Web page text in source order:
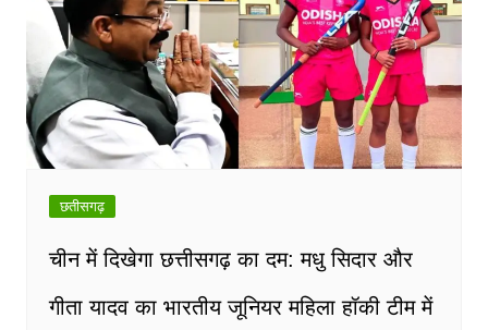
छतीसगढ़
चीन में दिखेगा छत्तीसगढ़ का दम: मधु सिदार और
गीता यादव का भारतीय जूनियर महिला हॉकी टीम में